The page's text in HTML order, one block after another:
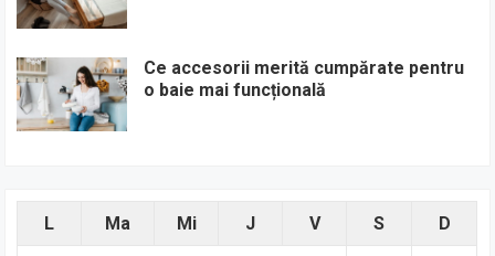
Ce accesorii merită cumpărate pentru
o baie mai funcțională
L Ma Mi J V S D